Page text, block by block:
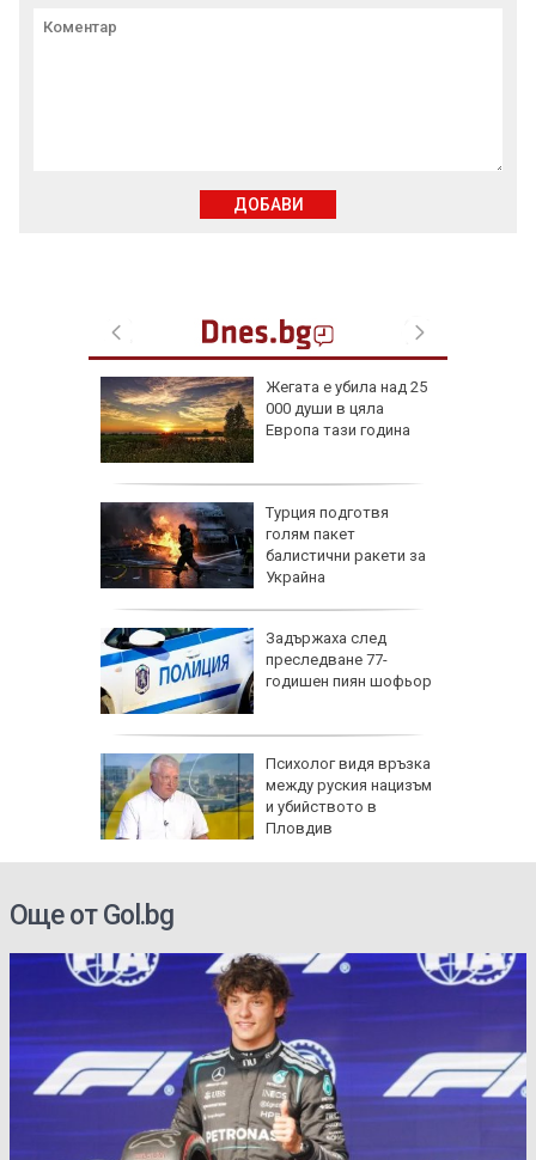
Жегата е убила над 25
000 души в цяла
Европа тази година
Турция подготвя
голям пакет
балистични ракети за
Украйна
Задържаха след
преследване 77-
годишен пиян шофьор
Психолог видя връзка
между руския нацизъм
и убийството в
Пловдив
ДОБАВИ
Още от Gol.bg